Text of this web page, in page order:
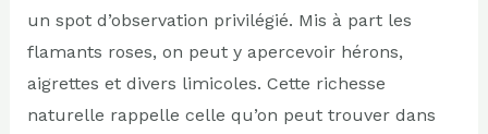
un spot d’observation privilégié. Mis à part les
flamants roses, on peut y apercevoir hérons,
aigrettes et divers limicoles. Cette richesse
naturelle rappelle celle qu’on peut trouver dans